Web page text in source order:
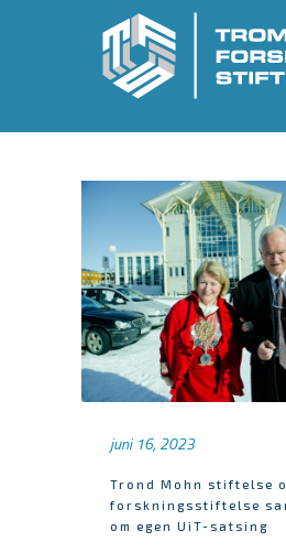
juni 16, 2023
Trond Mohn stiftelse
forskningsstiftelse
om egen UiT-satsing